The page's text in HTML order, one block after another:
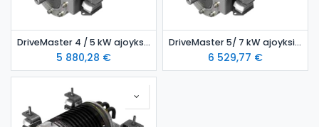
DriveMaster 4 / 5 kW ajoyksikkö- ilmajäähdytteinen malli
5 880,28 €
DriveMaster 5/ 7 kW ajoyksikkö- ilmajäähdytteinen malli
6 529,77 €